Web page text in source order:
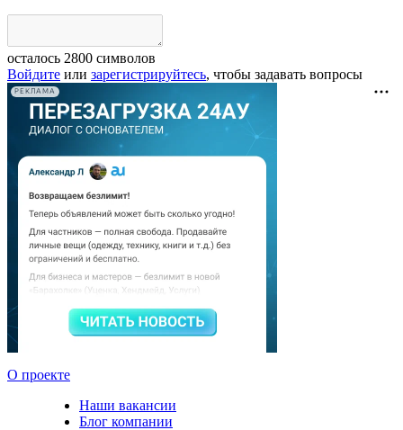
осталось 2800 символов
Войдите или зарегистрируйтесь, чтобы задавать вопросы
РЕКЛАМА
О проекте
Наши вакансии
Блог компании